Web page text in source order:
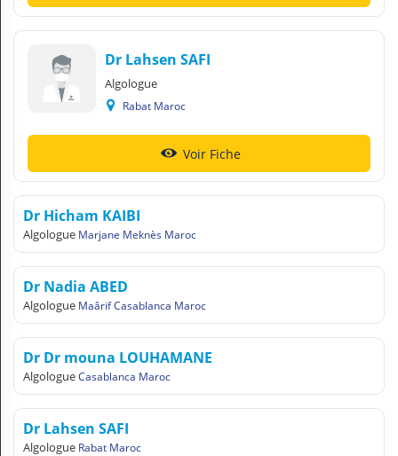
Dr Lahsen SAFI
Algologue
Rabat Maroc
Voir Fiche
Dr Hicham KAIBI
Algologue Marjane Meknès Maroc
Dr Nadia ABED
Algologue Maârif Casablanca Maroc
Dr Dr mouna LOUHAMANE
AlgologueCasablanca Maroc
Dr Lahsen SAFI
Algologue Rabat Maroc